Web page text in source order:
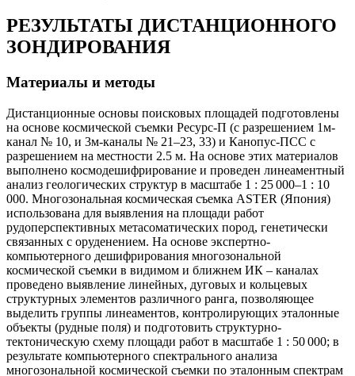
РЕЗУЛЬТАТЫ ДИСТАНЦИОННОГО
ЗОНДИРОВАНИЯ
Материалы и методы
Дистанционные основы поисковых площадей подготовлены
на основе космической съемки Ресурс-П (с разрешением 1м-
канал № 10, и 3м-каналы № 21–23, 33) и Канопус-ПСС с
разрешением на местности 2.5 м. На основе этих материалов
выполнено космодешифрирование и проведен линеаментный
анализ геологических структур в масштабе 1 : 25 000–1 : 10
000. Многозональная космическая съемка ASTER (Япония)
использована для выявления на площади работ
рудоперспективных метасоматических пород, генетически
связанных с оруденением. На основе экспертно-
компьютерного дешифрирования многозональной
космической съемки в видимом и ближнем ИК – каналах
проведено выявление линейных, дуговых и кольцевых
структурных элементов различного ранга, позволяющее
выделить группы линеаментов, контролирующих эталонные
объекты (рудные поля) и подготовить структурно-
тектоническую схему площади работ в масштабе 1 : 50 000; в
результате компьютерного спектрального анализа
многозональной космической съемки по эталонным спектрам